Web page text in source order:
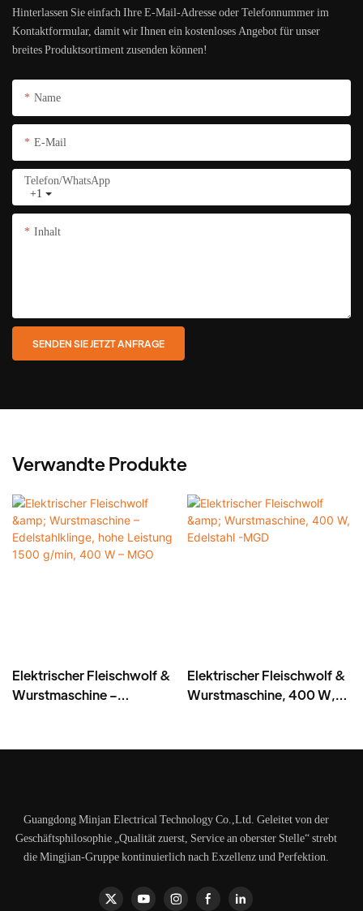
Hinterlassen Sie einfach Ihre E-Mail-Adresse oder Telefonnummer im
Kontaktformular, damit wir Ihnen ein kostenloses Angebot für unser
breites Produktsortiment zusenden können!
Name
E-Mail
+1
Telefon/WhatsApp
Inhalt
SENDEN SIE JETZT ANFRAGE
Verwandte Produkte
Elektrischer Fleischwolf &
Wurstmaschine –
W – MGO
Elektrischer Fleischwolf &
Wurstmaschine, 400 W,
Guangdong Minjan Electrical Technology Co.,Ltd. Geleitet von der
Geschäftsphilosophie „Qualität zuerst, Service an oberster Stelle“ strebt
die Mingjian-Gruppe kontinuierlich nach Exzellenz und Perfektion.